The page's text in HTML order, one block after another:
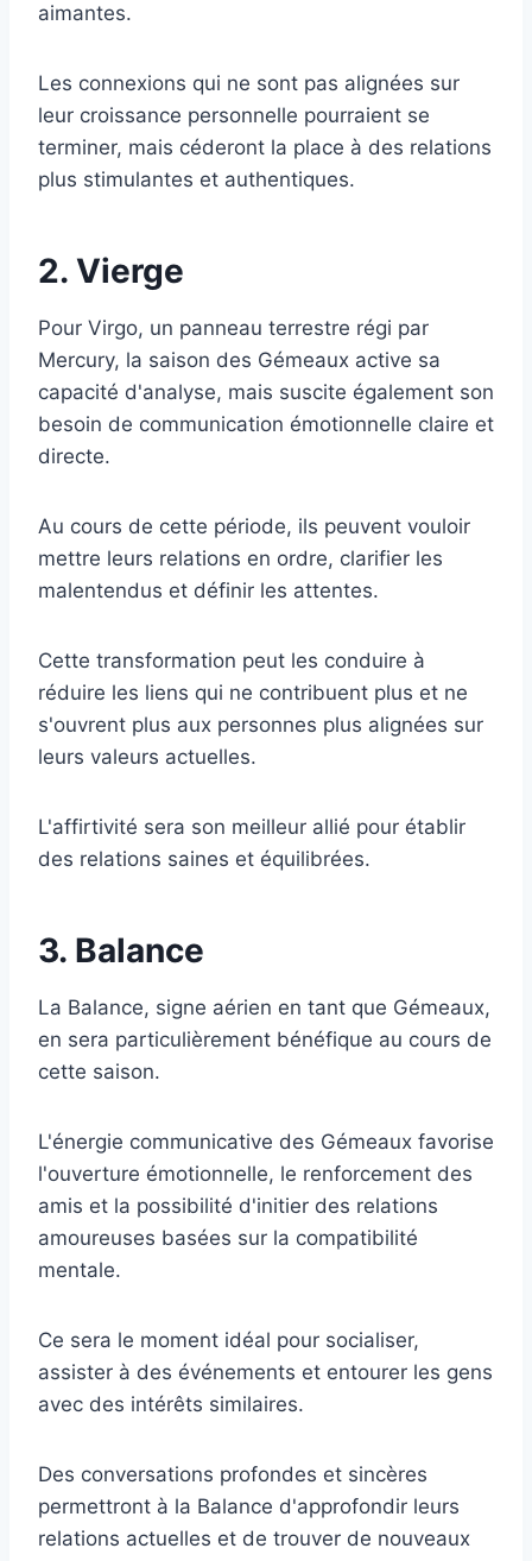
aimantes.
Les connexions qui ne sont pas alignées sur
leur croissance personnelle pourraient se
terminer, mais céderont la place à des relations
plus stimulantes et authentiques.
2. Vierge
Pour Virgo, un panneau terrestre régi par
Mercury, la saison des Gémeaux active sa
capacité d'analyse, mais suscite également son
besoin de communication émotionnelle claire et
directe.
Au cours de cette période, ils peuvent vouloir
mettre leurs relations en ordre, clarifier les
malentendus et définir les attentes.
Cette transformation peut les conduire à
réduire les liens qui ne contribuent plus et ne
s'ouvrent plus aux personnes plus alignées sur
leurs valeurs actuelles.
L'affirtivité sera son meilleur allié pour établir
des relations saines et équilibrées.
3. Balance
La Balance, signe aérien en tant que Gémeaux,
en sera particulièrement bénéfique au cours de
cette saison.
L'énergie communicative des Gémeaux favorise
l'ouverture émotionnelle, le renforcement des
amis et la possibilité d'initier des relations
amoureuses basées sur la compatibilité
mentale.
Ce sera le moment idéal pour socialiser,
assister à des événements et entourer les gens
avec des intérêts similaires.
Des conversations profondes et sincères
permettront à la Balance d'approfondir leurs
relations actuelles et de trouver de nouveaux